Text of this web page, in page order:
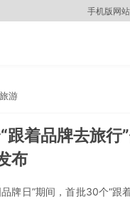
手机版网站
旅游
跟着品牌去旅行
布
牌日”期间，首批30个“跟